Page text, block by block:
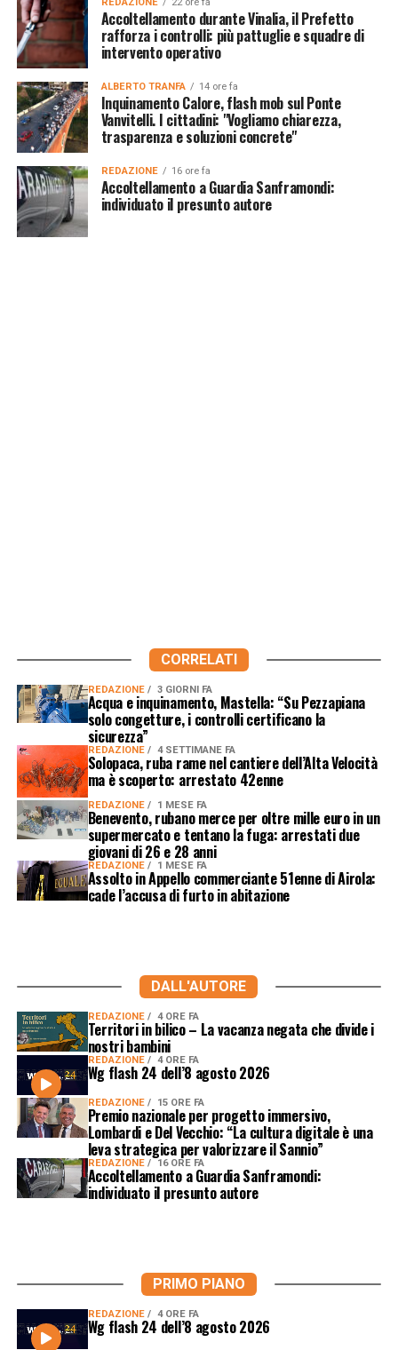
Accoltellamento durante Vinalia, il Prefetto
rafforza i controlli: più pattuglie e squadre di
intervento operativo
ALBERTO TRANFA 14 ore fa
Inquinamento Calore, flash mob sul Ponte
Vanvitelli. I cittadini: "Vogliamo chiarezza,
trasparenza e soluzioni concrete"
REDAZIONE 16 ore fa
Accoltellamento a Guardia Sanframondi:
individuato il presunto autore
CORRELATI
REDAZIONE 3 GIORNI FA
Acqua e inquinamento, Mastella: “Su Pezzapiana
solo congetture, i controlli certificano la
sicurezza”
REDAZIONE 4 SETTIMANE FA
Solopaca, ruba rame nel cantiere dell’Alta Velocità
ma è scoperto: arrestato 42enne
REDAZIONE 1 MESE FA
Benevento, rubano merce per oltre mille euro in un
supermercato e tentano la fuga: arrestati due
giovani di 26 e 28 anni
REDAZIONE 1 MESE FA
Assolto in Appello commerciante 51enne di Airola:
cade l’accusa di furto in abitazione
DALL'AUTORE
REDAZIONE 4 ORE FA
Territori in bilico – La vacanza negata che divide i
nostri bambini
REDAZIONE 4 ORE FA
Wg flash 24 dell’8 agosto 2026
REDAZIONE 15 ORE FA
Premio nazionale per progetto immersivo,
Lombardi e Del Vecchio: “La cultura digitale è una
leva strategica per valorizzare il Sannio”
REDAZIONE 16 ORE FA
Accoltellamento a Guardia Sanframondi:
individuato il presunto autore
PRIMO PIANO
REDAZIONE 4 ORE FA
Wg flash 24 dell’8 agosto 2026